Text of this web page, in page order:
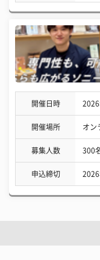
開催日時
開催場所 オン
募集人数 300
申込締切